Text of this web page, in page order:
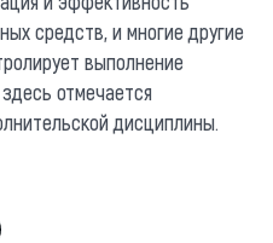
средств, и многие другие
выполнение
отмечается
дисциплины.